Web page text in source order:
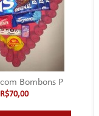
Bombons P
R$70,00